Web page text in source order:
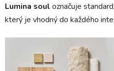
Lumina soul označuje
který je vhodný do každého